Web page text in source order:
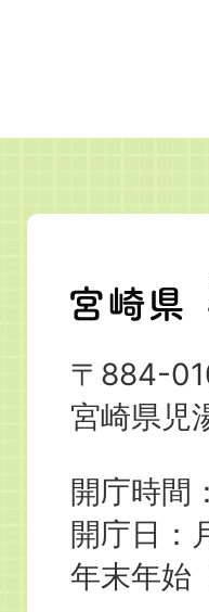
宮
崎
県
木
町
役
場
〒884-
宮崎県児
開庁時間
開庁日：
年末年始